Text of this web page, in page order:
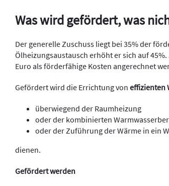
Was wird gefördert, was
Der generelle Zuschuss liegt bei 35% der
Ölheizungsaustausch erhöht er sich auf
Euro als förderfähige Kosten angerechnet
Gefördert wird die Errichtung von effizienten
überwiegend der Raumheizung
oder der kombinierten
oder der Zuführung der Wärme in ein
dienen.
Gefördert werden